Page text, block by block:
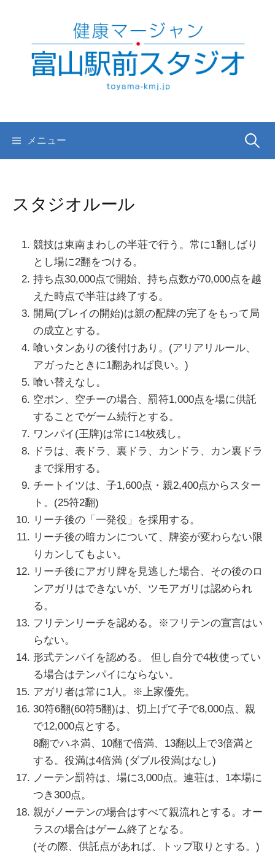
プ
メニュー 検
スタジオルール
競技は東南まわしの半荘で行う。常に1翻しばり
とし場に2翻をつける。
持ち点30,000点で開始、持ち点数が70,000点を越
えた時点で半荘は終了する。
開局(プレイの開始)は親の配牌の完了をもって局
の成立とする。
喰いタンありの後付けあり。(アリアリルール、
アガったときに1翻あれば良い。)
喰い替えなし。
空ポン、空チーの場合、罰符1,000点を場に供託
することでゲーム続行とする。
ワンパイ(王牌)は常に14枚残し。
ドラは、表ドラ、裏ドラ、カンドラ、カン裏ドラ
まで採用する。
チートイツは、子1,600点・親2,400点からスター
ト。(25符2翻)
リーチ後の「一発役」を採用する。
リーチ後の暗カンについて、牌姿が変わらない限
りカンしてもよい。
リーチ後にアガリ牌を見逃した場合、その後のロ
ンアガリはできないが、ツモアガリは認められ
る。
フリテンリーチを認める。※フリテンの宣言はい
らない。
形式テンパイを認める。 但し自分で4枚使ってい
る場合はテンパイにならない。
アガリ者は常に1人。※上家優先。
30符6翻(60符5翻)は、切上げて子で8,000点、親
で12,000点とする。
8翻でハネ満、10翻で倍満、13翻以上で3倍満と
する。役満は4倍満 (ダブル役満はなし)
ノーテン罰符は、場に3,000点。連荘は、1本場に
つき300点。
親がノーテンの場合はすべて親流れとする。オー
ラスの場合はゲーム終了となる。
(その際、供託点があれば、トップ取りとする。)